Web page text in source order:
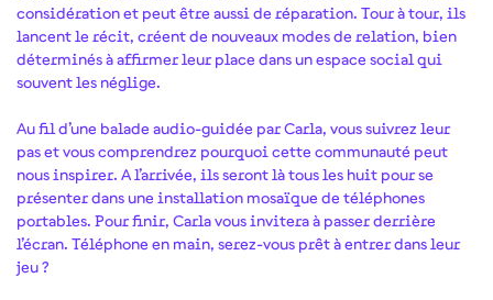
considération et peut être aussi de réparation. Tour à tour, ils
lancent le récit, créent de nouveaux modes de relation, bien
déterminés à affirmer leur place dans un espace social qui
souvent les néglige.
Au fil d’une balade audio-guidée par Carla, vous suivrez leur
pas et vous comprendrez pourquoi cette communauté peut
nous inspirer. A l’arrivée, ils seront là tous les huit pour se
présenter dans une installation mosaïque de téléphones
portables. Pour finir, Carla vous invitera à passer derrière
l’écran. Téléphone en main, serez-vous prêt à entrer dans leur
jeu ?